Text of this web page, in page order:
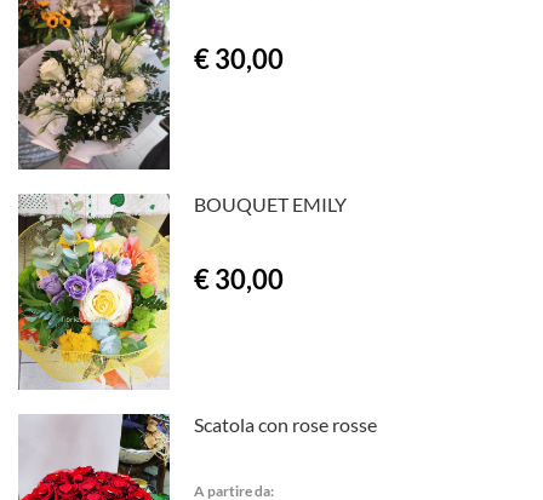
€ 30,00
BOUQUET EMILY
€ 30,00
Scatola con rose rosse
A partire da: